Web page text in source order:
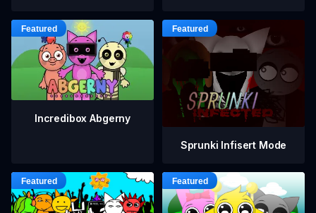
Incredibox Abgerny
Sprunki Infisert Mode